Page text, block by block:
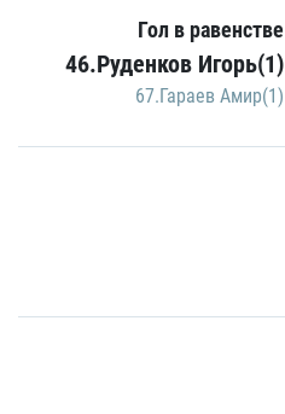
Гол в равенстве
46.Руденков Игорь(1)
67.Гараев Амир(1)